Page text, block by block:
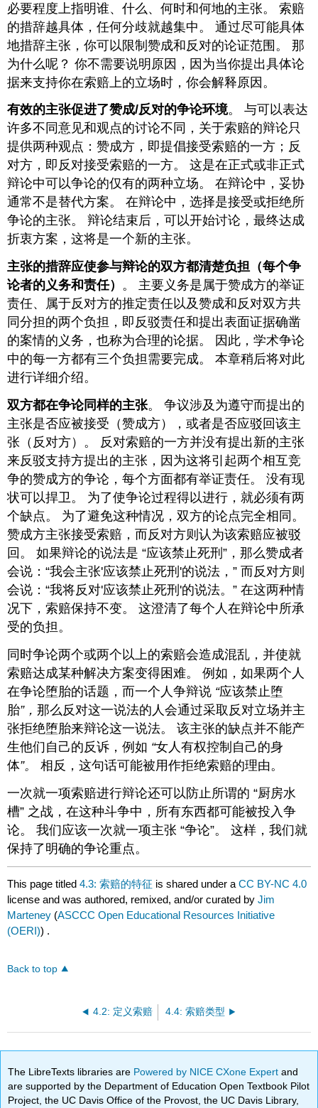
必要程度上指明谁、什么、何时和何地的主张。 索赔
的措辞越具体，任何分歧就越集中。 通过尽可能具体
地措辞主张，你可以限制赞成和反对的论证范围。 那
为什么呢？ 你不需要说明原因，因为当你提出具体论
据来支持你在索赔上的立场时，你会解释原因。
有效的主张促进了赞成/反对的争论环境。 与可以表达
许多不同意见和观点的讨论不同，关于索赔的辩论只
提供两种观点：赞成方，即提倡接受索赔的一方；反
对方，即反对接受索赔的一方。 这是在正式或非正式
辩论中可以争论的仅有的两种立场。 在辩论中，妥协
通常不是替代方案。 在辩论中，选择是接受或拒绝所
争论的主张。 辩论结束后，可以开始讨论，最终达成
折衷方案，这将是一个新的主张。
主张的措辞应使参与辩论的双方都清楚负担（每个争
论者的义务和责任） 。 主要义务是属于赞成方的举证
责任、属于反对方的推定责任以及赞成和反对双方共
同分担的两个负担，即反驳责任和提出表面证据确凿
的案情的义务，也称为合理的论据。 因此，学术争论
中的每一方都有三个负担需要完成。 本章稍后将对此
进行详细介绍。
双方都在争论同样的主张。 争议涉及为遵守而提出的
主张是否应被接受（赞成方），或者是否应驳回该主
张（反对方）。 反对索赔的一方并没有提出新的主张
来反驳支持方提出的主张，因为这将引起两个相互竞
争的赞成方的争论，每个方面都有举证责任。 没有现
状可以捍卫。 为了使争论过程得以进行，就必须有两
个缺点。 为了避免这种情况，双方的论点完全相同。
赞成方主张接受索赔，而反对方则认为该索赔应被驳
回。 如果辩论的说法是 “应该禁止死刑”，那么赞成者
会说：“我会主张'应该禁止死刑'的说法，” 而反对方则
会说：“我将反对'应该禁止死刑'的说法。” 在这两种情
况下，索赔保持不变。 这澄清了每个人在辩论中所承
受的负担。
同时争论两个或两个以上的索赔会造成混乱，并使就
索赔达成某种解决方案变得困难。 例如，如果两个人
在争论堕胎的话题，而一个人争辩说 “应该禁止堕
胎”，那么反对这一说法的人会通过采取反对立场并主
张拒绝堕胎来辩论这一说法。 该主张的缺点并不能产
生他们自己的反诉，例如 “女人有权控制自己的身
体”。相反，这句话可能被用作拒绝索赔的理由。
一次就一项索赔进行辩论还可以防止所谓的 “厨房水
槽” 之战，在这种斗争中，所有东西都可能被投入争
论。 我们应该一次就一项主张 “争论”。 这样，我们就
保持了明确的争论重点。
This page titled4.3: 索赔的特征 is shared under aCC BY-NC 4.0
license and was authored, remixed, and/or curated byJim
Marteney (ASCCC Open Educational Resources Initiative
(OERI)) .
Back to top
4.2: 定义索赔 4.4: 索赔类型
The LibreTexts libraries are Powered by NICE CXone Expertand
are supported by the Department of Education Open Textbook Pilot
Project, the UC Davis Office of the Provost, the UC Davis Library,